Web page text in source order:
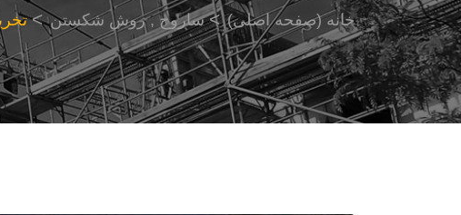
خانه (صفحه اصلی) ساروج , روش شکستن